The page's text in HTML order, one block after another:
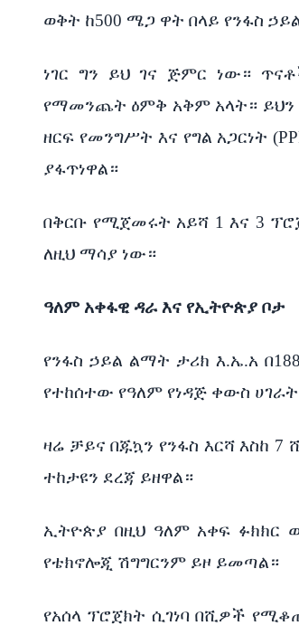
ወቅት ከ500 ሜጋ ዋት በላይ የንፋስ
ነገር ግን ይህ ገና ጅምር ነው።
የማመንጨት ዕምቅ አቅም አላት። ይህን
ዘርፍ የመንግሥት እና የግል አጋርነት
ያፋጥነዋል።
በቅርቡ የሚጀመሩት አይሻ 1 እና 3
ለዚህ ማሳያ ነው።
ዓለም አቀፋዊ ዳራ እና የኢትዮጵያ ቦታ
የንፋስ ኃይል ልማት ታሪክ እ.ኤ.አ
የተከሰተው የዓለም የነዳጅ ቀውስ
ዛሬ ቻይና በጁኳን የንፋስ እርሻ እስከ
ተከታዩን ደረጃ ይዘዋል።
ኢትዮጵያ በዚህ ዓለም አቀፍ ፉክክር
የቴክኖሎጂ ሽግግርንም ይዞ ይመጣል።
የአሰላ ፕሮጀክት ሲገነባ በሺዎች